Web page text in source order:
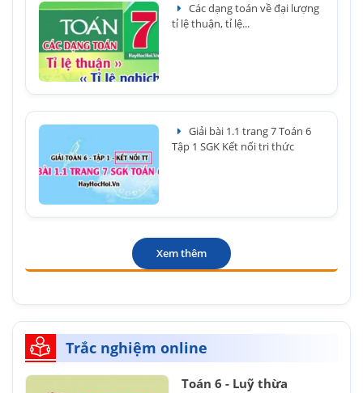
Các dạng toán về đại lượng
tỉ lệ thuận, tỉ lệ...
Giải bài 1.1 trang 7 Toán 6
Tập 1 SGK Kết nối tri thức
Xem thêm
Trắc nghiệm online
Toán 6 - Luỹ thừa